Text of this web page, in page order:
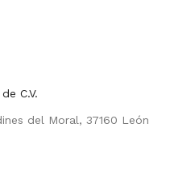
C.V.
del Moral, 37160 León